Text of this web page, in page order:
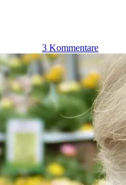
3 Kommentare